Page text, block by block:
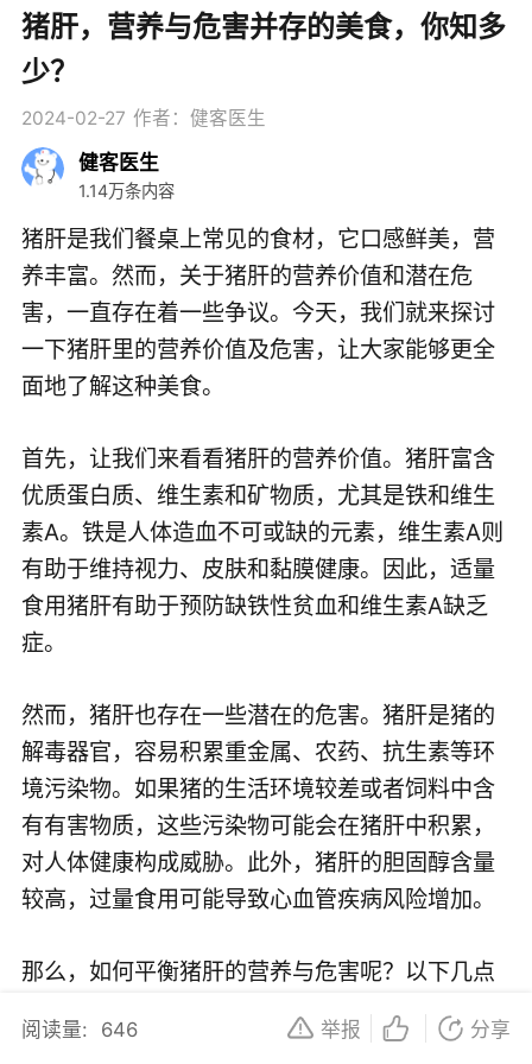
猪肝，营养与危害并存的美食，你知多
少？
2024-02-27 作者：健客医生
健客医生
1.14万条内容
猪肝是我们餐桌上常见的食材，它口感鲜美，营
养丰富。然而，关于猪肝的营养价值和潜在危
害，一直存在着一些争议。今天，我们就来探讨
一下猪肝里的营养价值及危害，让大家能够更全
面地了解这种美食。
首先，让我们来看看猪肝的营养价值。猪肝富含
优质蛋白质、维生素和矿物质，尤其是铁和维生
素A。铁是人体造血不可或缺的元素，维生素A则
有助于维持视力、皮肤和黏膜健康。因此，适量
食用猪肝有助于预防缺铁性贫血和维生素A缺乏
症。
然而，猪肝也存在一些潜在的危害。猪肝是猪的
解毒器官，容易积累重金属、农药、抗生素等环
境污染物。如果猪的生活环境较差或者饲料中含
有有害物质，这些污染物可能会在猪肝中积累，
对人体健康构成威胁。此外，猪肝的胆固醇含量
较高，过量食用可能导致心血管疾病风险增加。
那么，如何平衡猪肝的营养与危害呢？以下几点
阅读量: 646 举报 分享